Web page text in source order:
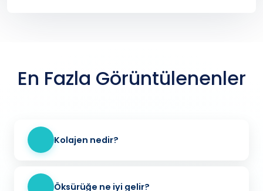
En Fazla Görüntülenenler
Kolajen nedir?
Öksürüğe ne iyi gelir?